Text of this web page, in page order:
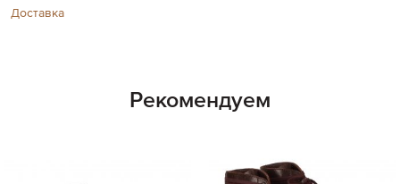
Доставка
Рекомендуем